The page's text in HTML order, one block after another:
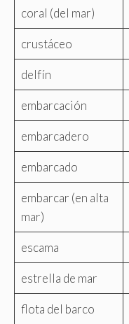
coral (del mar)
crustáceo
delfín
embarcación
embarcadero
embarcado
embarcar (en alta
mar)
escama
estrella de mar
flota del barco